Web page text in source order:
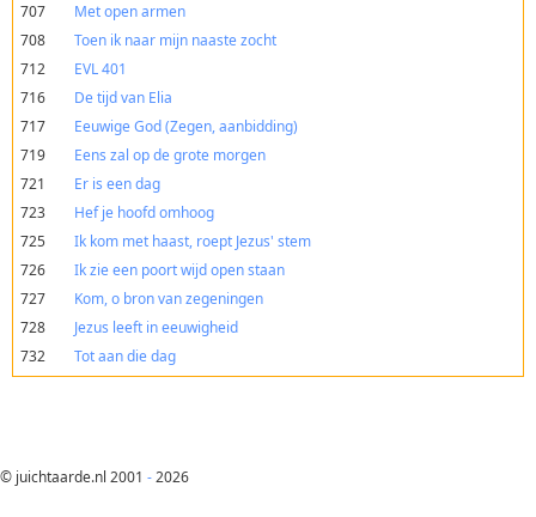
707
Met open armen
708
Toen ik naar mijn naaste zocht
712
EVL 401
716
De tijd van Elia
717
Eeuwige God (Zegen, aanbidding)
719
Eens zal op de grote morgen
721
Er is een dag
723
Hef je hoofd omhoog
725
Ik kom met haast, roept Jezus' stem
726
Ik zie een poort wijd open staan
727
Kom, o bron van zegeningen
728
Jezus leeft in eeuwigheid
732
Tot aan die dag
© juichtaarde.nl 2001 -2026